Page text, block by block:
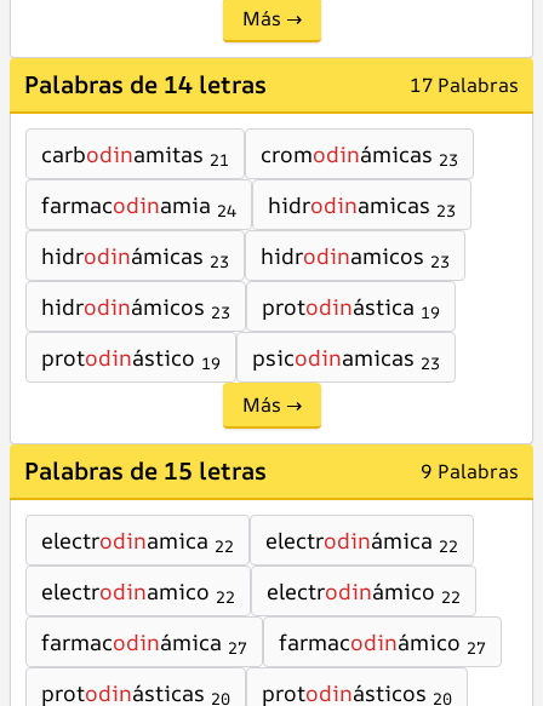
Más →
Palabras de 14 letras 17 Palabras
carbodinamitas 21 cromodinámicas 23
farmacodinamia 24 hidrodinamicas 23
hidrodinámicas 23 hidrodinamicos 23
hidrodinámicos 23 protodinástica 19
protodinástico 19 psicodinamicas 23
Más →
Palabras de 15 letras 9 Palabras
electrodinamica 22 electrodinámica 22
electrodinamico 22 electrodinámico 22
farmacodinámica 27 farmacodinámico 27
protodinásticas 20 protodinásticos 20